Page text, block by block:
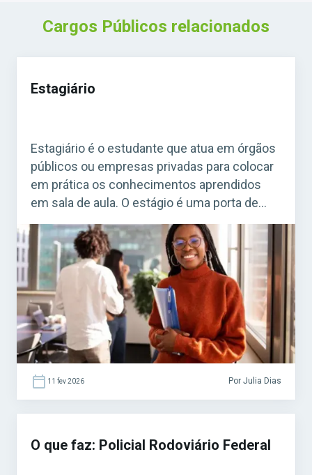
Cargos Públicos relacionados
Estagiário
Estagiário é o estudante que atua em órgãos
públicos ou empresas privadas para colocar
em prática os conhecimentos aprendidos
em sala de aula. O estágio é uma porta de
entrada para o mercado de trabalho e
também para futuras oportunidades em
concursos públicos. Acesse agora o Curso
Grátis INSS 2026! O cargo de estagiário é […]
11 fev 2026 Por Julia Dias
O que faz: Policial Rodoviário Federal